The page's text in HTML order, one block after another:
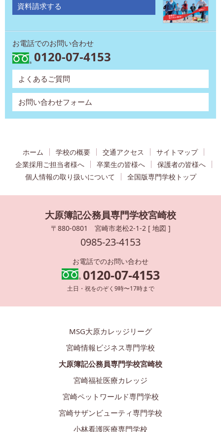
資料請求する
お電話でのお問い合わせ
0120-07-4153
よくあるご質問
お問い合わせフォーム
ホーム 学校の概要 交通アクセス
サイトマップ
企業採用ご担当者様へ
卒業生の皆様へ
保護者の皆様へ
個人情報の取り扱いについて
全国版専門学校トップ
大原簿記公務員専門学校宮崎校
〒880-0801 宮崎市老松2-1-2 [ 地図 ]
0985-23-4153
お電話でのお問い合わせ
0120-07-4153
土日・祝をのぞく9時〜17時まで
MSG大原カレッジリーグ
宮崎情報ビジネス専門学校
大原簿記公務員専門学校宮崎校
宮崎福祉医療カレッジ
宮崎ペットワールド専門学校
宮崎サザンビューティ専門学校
小林看護医療専門学校